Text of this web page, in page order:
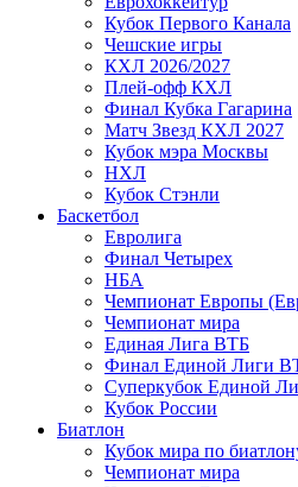
Кубок Первого Канала
Чешские игры
КХЛ 2026/2027
Плей-офф КХЛ
Финал Кубка Гагарина
Матч Звезд КХЛ 2027
Кубок мэра Москвы
НХЛ
Кубок Стэнли
Баскетбол
Евролига
Финал Четырех
НБА
Чемпионат Европы
Чемпионат мира
Единая Лига ВТБ
Финал Единой Лиги
Суперкубок Единой
Кубок России
Биатлон
Кубок мира по
Чемпионат мира